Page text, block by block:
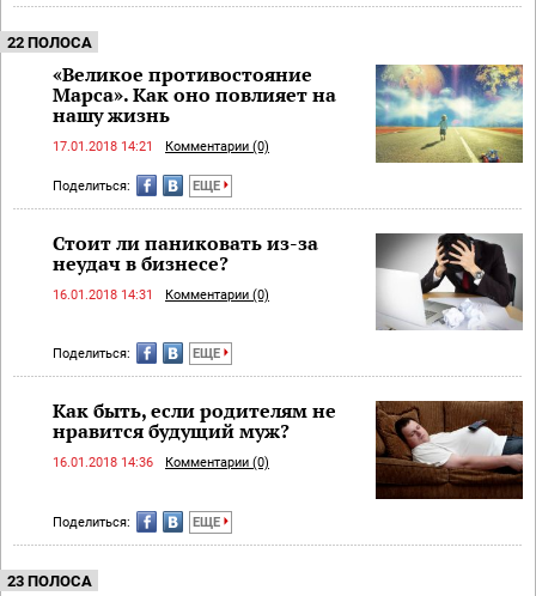
22 ПОЛОСА
«Великое противостояние
Марса». Как оно повлияет на
нашу жизнь
17.01.2018 14:21 Комментарии (0)
Поделиться: ЕЩЕ
Стоит ли паниковать из-за
неудач в бизнесе?
16.01.2018 14:31 Комментарии (0)
Поделиться: ЕЩЕ
Как быть, если родителям не
нравится будущий муж?
16.01.2018 14:36 Комментарии (0)
Поделиться: ЕЩЕ
23 ПОЛОСА